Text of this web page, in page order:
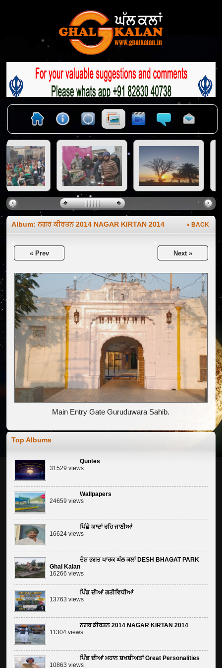
« BACK
Album:ਨਗਰ ਕੀਰਤਨ 2014 NAGAR KIRTAN 2014
« Prev Next »
Main Entry Gate Guruduwara Sahib.
Top Albums
Quotes
31529 views
Wallpapers
24659 views
ਪਿੱਛੇ ਯਾਦਾਂ ਰਹਿ ਜਾਣੀਆਂ
16624 views
ਦੇਸ਼ ਭਗਤ ਪਾਰਕ ਘੱਲ ਕਲਾਂ DESH BHAGAT PARK
Ghal Kalan
16266 views
ਪਿੰਡ ਦੀਆਂ ਗਤੀਵਿਧੀਆਂ
13763 views
ਨਗਰ ਕੀਰਤਨ 2014 NAGAR KIRTAN 2014
11304 views
ਪਿੰਡ ਦੀਆਂ ਮਹਾਨ ਸ਼ਖਸ਼ੀਅਤਾਂ Great Personalities
10863 views